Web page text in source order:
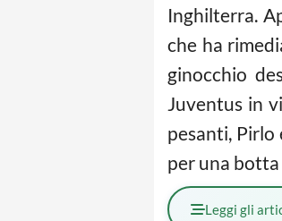
Inghilterra.
che ha
ginocchio
Juventus in
pesanti, Pirlo
per una
Leggi gli